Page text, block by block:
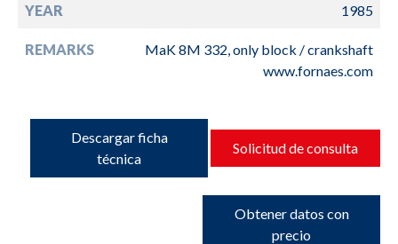
YEAR 1985
REMARKS
MaK 8M 332, only block / crankshaft
www.fornaes.com
Descargar ficha
técnica
Solicitud de consulta
Obtener datos con
precio